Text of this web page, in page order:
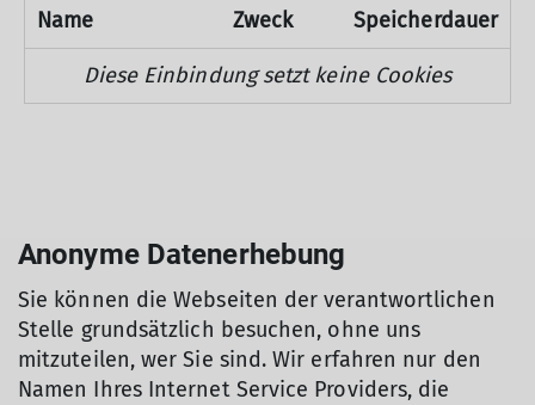
Name Zweck Speicherdauer
Diese Einbindung setzt keine Cookies
Anonyme Datenerhebung
Sie können die Webseiten der verantwortlichen
Stelle grundsätzlich besuchen, ohne uns
mitzuteilen, wer Sie sind. Wir erfahren nur den
Namen Ihres Internet Service Providers, die